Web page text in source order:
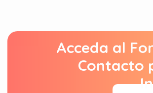
Acceda al
Contacto